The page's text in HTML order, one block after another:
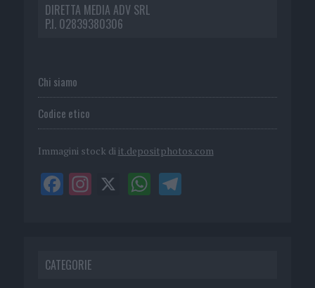
DIRETTA MEDIA ADV SRL
P.I. 02839380306
Chi siamo
Codice etico
Immagini stock di it.depositphotos.com
CATEGORIE